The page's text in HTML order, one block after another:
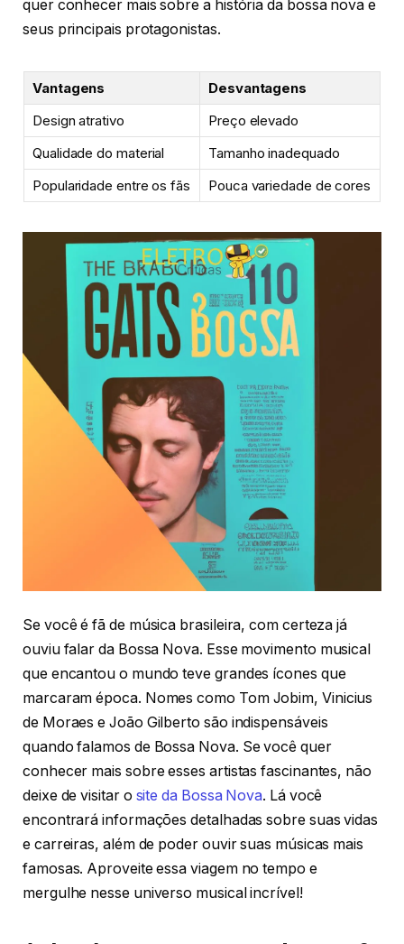
quer conhecer mais sobre a história da bossa nova e
seus principais protagonistas.
Vantagens
Desvantagens
Design atrativo
Preço elevado
Qualidade do material
Tamanho inadequado
Popularidade entre os fãs
Pouca variedade de cores
Se você é fã de música brasileira, com certeza já
ouviu falar da Bossa Nova. Esse movimento musical
que encantou o mundo teve grandes ícones que
marcaram época. Nomes como Tom Jobim, Vinicius
de Moraes e João Gilberto são indispensáveis
quando falamos de Bossa Nova. Se você quer
conhecer mais sobre esses artistas fascinantes, não
deixe de visitar o site da Bossa Nova. Lá você
encontrará informações detalhadas sobre suas vidas
e carreiras, além de poder ouvir suas músicas mais
famosas. Aproveite essa viagem no tempo e
mergulhe nesse universo musical incrível!